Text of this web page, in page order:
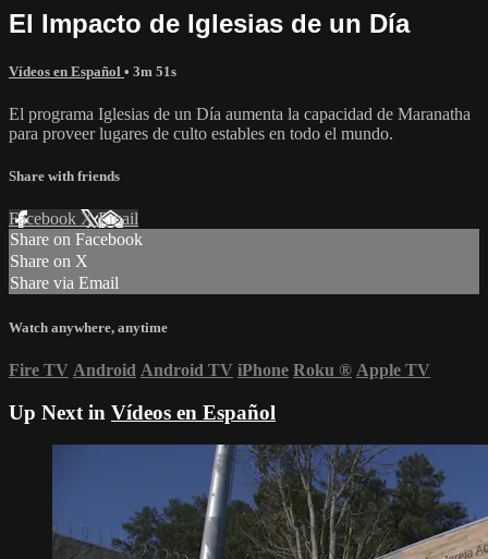
El Impacto de Iglesias de un Día
Vídeos en Español • 3m 51s
El programa Iglesias de un Día aumenta la capacidad de Maranatha
para proveer lugares de culto estables en todo el mundo.
Share with friends
Facebook XEmail
Share on Facebook
Share on X
Share via Email
Watch anywhere, anytime
Fire TV Android Android TV iPhone Roku ® Apple TV
Up Next in Vídeos en Español